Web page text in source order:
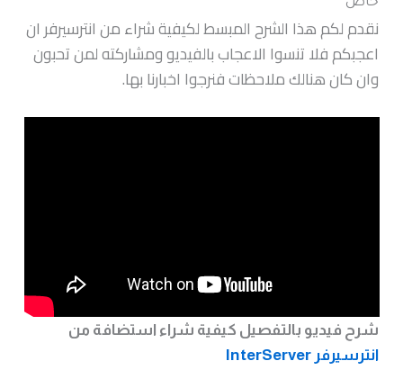
خاص
نقدم لكم هذا الشرح المبسط لكيفية شراء من انترسيرفر ان
اعجبكم فلا تنسوا الاعجاب بالفيديو ومشاركته لمن تحبون
وان كان هنالك ملاحظات فنرجوا اخبارنا بها.
شرح فيديو بالتفصيل كيفية شراء استضافة من
انترسيرفر InterServer